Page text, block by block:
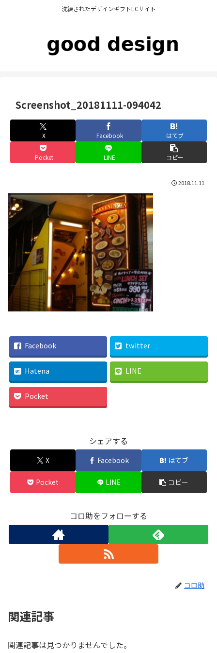
洗練されたデザインギフトECサイト
Screenshot_20181111-094042
X Facebook はてブ
Pocket LINE コピー
2018.11.11
Facebook twitter
Hatena LINE
Pocket
シェアする
X Facebook はてブ
Pocket LINE コピー
コロ助をフォローする
コロ助
関連記事
関連記事は見つかりませんでした。